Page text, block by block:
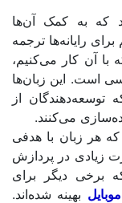
آن‌ها
ترجمه
می‌کنیم،
زبان‌ها
از
با هدفی
برای
شده‌اند.